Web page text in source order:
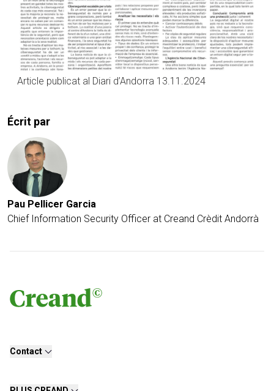
Article publicat al Diari d’Andorra 13.11.2024
Écrit par
Pau Pellicer Garcia
Chief Information Security Officer at Creand Crèdit Andorrà
Contact